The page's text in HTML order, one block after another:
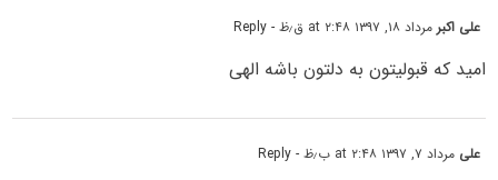
علی اکبر مرداد ۱۸, ۱۳۹۷ at ۲:۴۸ ق٫ظ - Reply
امید که قبولیتون به دلتون باشه الهی
علی مرداد ۷, ۱۳۹۷ at ۲:۴۸ ب٫ظ - Reply